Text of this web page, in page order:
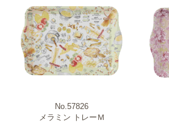
No.57826
メラミン トレーＭ